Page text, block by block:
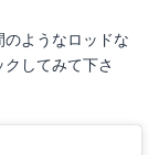
ようなロッドな
してみて下さ